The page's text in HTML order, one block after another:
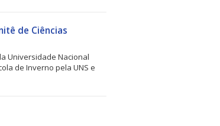
de Ciências
Universidade Nacional
de Inverno pela UNS e